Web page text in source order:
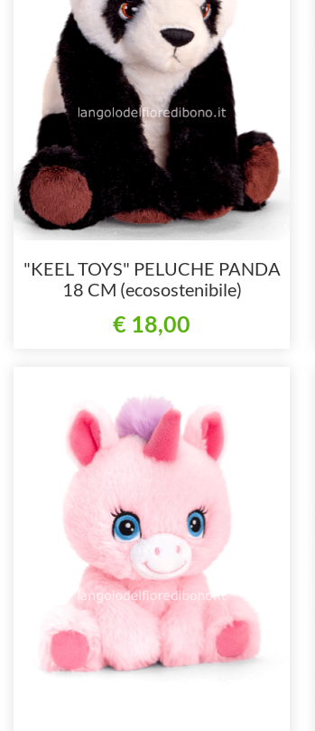
"KEEL TOYS" PELUCHE PANDA
18 CM (ecosostenibile)
€ 18,00